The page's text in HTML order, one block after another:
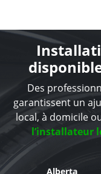
Des
garantissent un
local, à domicile
l’installateur
Alberta